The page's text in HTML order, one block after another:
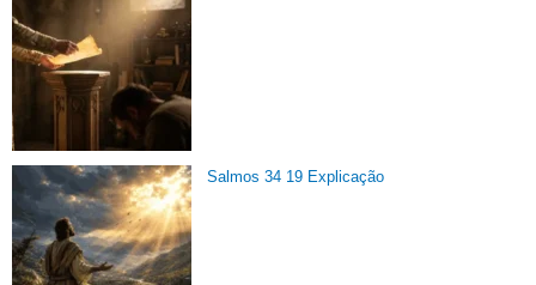
Salmos 34 19 Explicação